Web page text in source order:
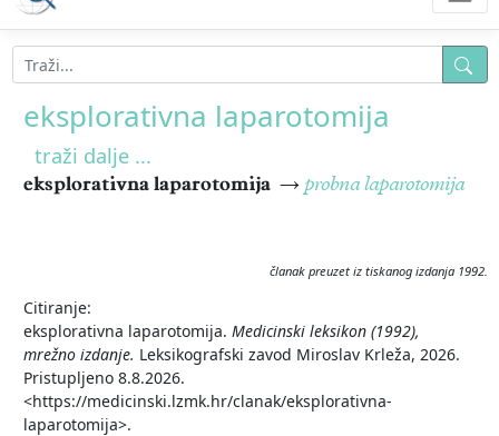
eksplorativna laparotomija
traži dalje ...
eksplorativna laparotomija → probna laparotomija
članak preuzet iz tiskanog izdanja 1992.
Citiranje:
eksplorativna laparotomija. Medicinski leksikon (1992),
mrežno izdanje. Leksikografski zavod Miroslav Krleža, 2026.
Pristupljeno 8.8.2026.
<https://medicinski.lzmk.hr/clanak/eksplorativna-
laparotomija>.